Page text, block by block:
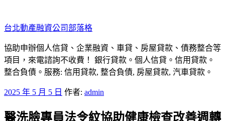
至
主
要
內
容
台北動產融資公司部落格
協助申辦個人信貸、企業融資、車貸、房屋貸款、債務整合等
項目，來電諮詢不收費！ 銀行貸款。個人信貸。信用貸款。
整合負債。服務: 信用貸款, 整合負債, 房屋貸款, 汽車貸款。
發
於
2025 年 5 月 5 日 作者: admin
醫洗臉專員法令紋協助健康檢查改善週轉